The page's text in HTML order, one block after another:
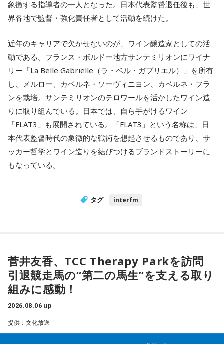
象徴する指導者の一人となった。日本代表監督退任後も、世
界各地で監督・強化責任者として活動を続けた。
近年のキャリアで欠かせないのが、ワイン醸造家としての活
動である。フランス・ボルドー地方サンテミリオンにワイナ
リー「La Belle Gabrielle（ラ・ベル・ガブリエル）」を所有
し、メルロー、カベルネ・ソーヴィニヨン、カベルネ・フラ
ンを栽培。サンテミリオンのテロワールを活かしたワイン造
りに取り組んでいる。日本では、自ら手がけるワイン
「FLAT3」も展開されている。「FLAT3」という名称は、日
本代表監督時代の象徴的な戦術を想起させるものであり、サ
ッカー哲学とワイン造りを結びつけるブランドストーリーに
もなっている。
タグ interfm
菅井友香、TCC Therapy Parkを訪問
引退競走馬の“第二の馬生”を支える取り
組みに感動！
2026.08.06 up
提供：文化放送